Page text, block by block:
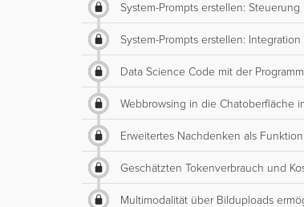
System-Prompts erstellen:
System-Prompts erstellen:
Data Science Code mit der
Webbrowsing in die Chatoberfläche
Erweitertes Nachdenken als
Geschätzten Tokenverbrauch und
Multimodalität über Bilduploads